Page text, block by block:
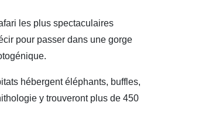
les plus spectaculaires
pour passer dans une gorge
hébergent éléphants, buffles,
y trouveront plus de 450